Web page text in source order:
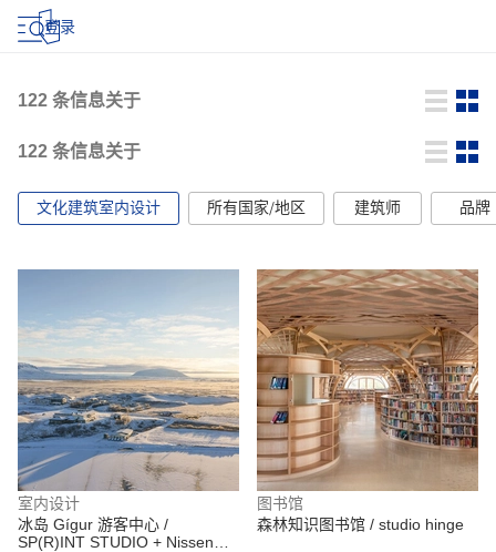
登录
122 条信息关于
122 条信息关于
文化建筑室内设计 所有国家/地区 建筑师 品牌
室内设计
冰岛 Gígur 游客中心 /
SP(R)INT STUDIO + Nissen
图书馆
森林知识图书馆 / studio hinge